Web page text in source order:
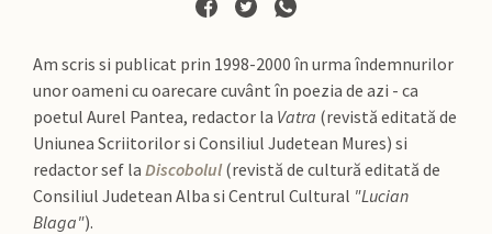
Am scris si publicat prin 1998-2000 în urma îndemnurilor
unor oameni cu oarecare cuvânt în poezia de azi - ca
poetul Aurel Pantea, redactor la Vatra (revistă editată de
Uniunea Scriitorilor si Consiliul Judetean Mures) si
redactor sef la Discobolul(revistă de cultură editată de
Consiliul Judetean Alba si Centrul Cultural "Lucian
Blaga").